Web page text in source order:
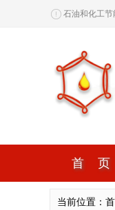
石油和化工
首
当前位置：